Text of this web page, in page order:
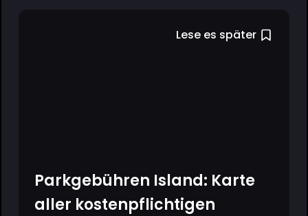
Lese es später
Parkgebühren Island: Karte
aller kostenpflichtigen